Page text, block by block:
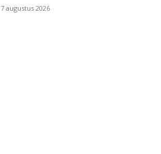
7 augustus 2026